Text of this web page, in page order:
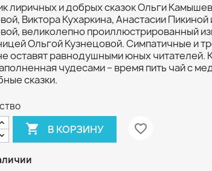
лиричных и добрых сказок Ольги
Виктора Кухаркина, Анастасии
великолепно проиллюстрированный
Ольгой Кузнецовой. Симпатичные и
оставят равнодушными юных читателей.
чудесами – время пить чай с
сказки.
 В КОРЗИНУ favorite_border